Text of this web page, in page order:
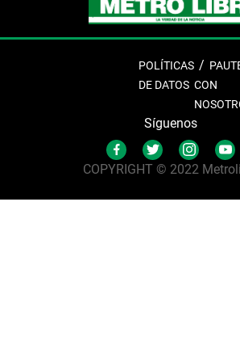
POLÍTICAS
DE DATOS CON
Síguenos
COPYRIGHT © 2022